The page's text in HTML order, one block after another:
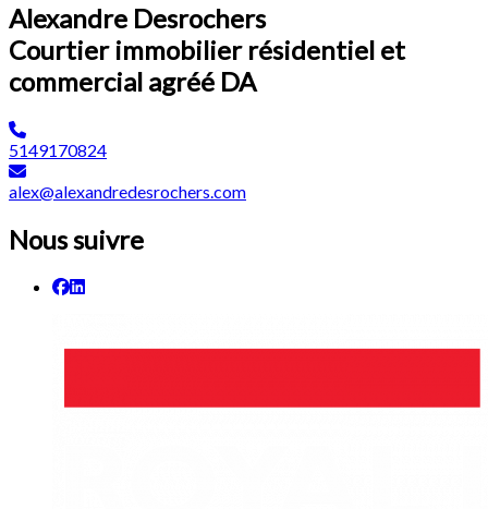
Alexandre Desrochers
Courtier immobilier résidentiel et
commercial agréé DA
5149170824
alex@alexandredesrochers.com
Nous suivre